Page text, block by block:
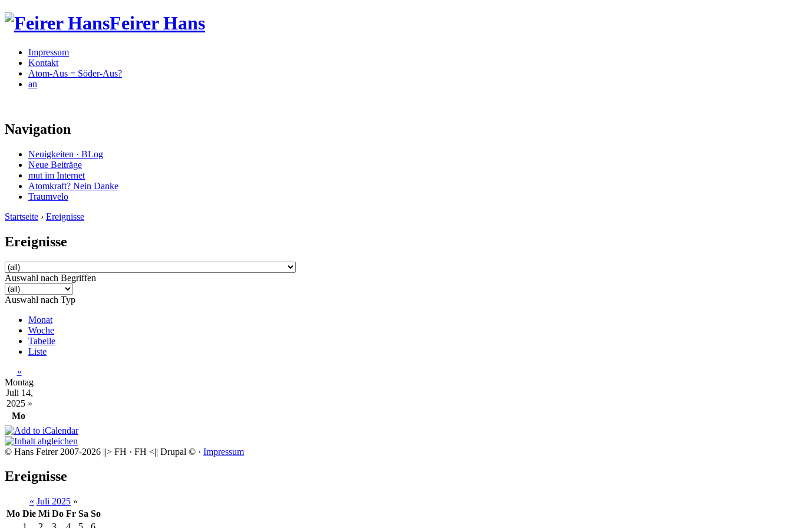
Feirer Hans
Impressum
Kontakt
Atom-Aus = Söder-Aus?
an
Navigation
Neuigkeiten · BLog
Neue Beiträge
mut im Internet
Atomkraft? Nein Danke
Traumvelo
Startseite › Ereignisse
Ereignisse
Auswahl nach Begriffen
Auswahl nach Typ
Monat
Woche
Tabelle
Liste
«
Montag
Juli 14,
2025 »
Mo
© Hans Feirer 2007-2026 ||> FH · FH <|| Drupal © · Impressum
Ereignisse
« Juli 2025 »
Mo Die Mi Do Fr Sa So